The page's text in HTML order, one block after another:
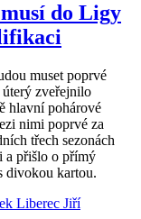
do Ligy
muset poprvé
zveřejnilo
hlavní pohárové
nimi poprvé za
třech sezonách
a přišlo o přímý
divokou kartou.